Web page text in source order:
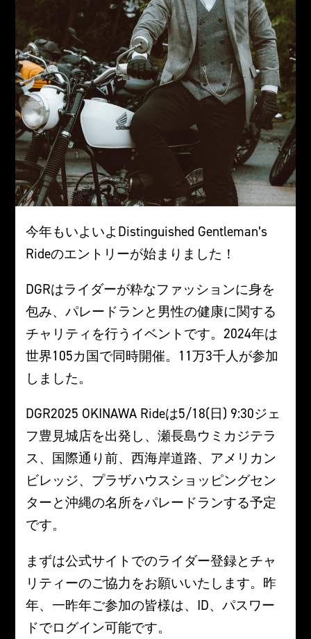
今年もいよいよDistinguished Gentleman’s
Rideのエントリーが始まりました！
DGRはライダーが粋なファッションに身を
包み、パレードランと男性の健康に関する
チャリティを行うイベントです。2024年は
世界105カ国で同時開催。11万3千人が参加
しました。
DGR2025 OKINAWA Rideは5/18(日) 9:30ジェ
フ豊見城店を出発し、瀬長島ウミカジテラ
ス、国際通り前、西海岸道路、アメリカン
ビレッジ、プラザハウスショッピングセン
ターと沖縄の名所をパレードランする予定
です。
まずは公式サイトでのライダー登録とチャ
リティーのご協力をお願いいたします。昨
年、一昨年ご参加の皆様は、ID、パスワー
ドでログイン可能です。